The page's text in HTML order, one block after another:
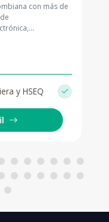
con más de
control de
de servicios de
y privada,
las necesidades
altos
y HSEQ